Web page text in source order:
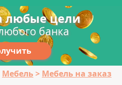
любые цели
банка
Мебель
Мебель на заказ